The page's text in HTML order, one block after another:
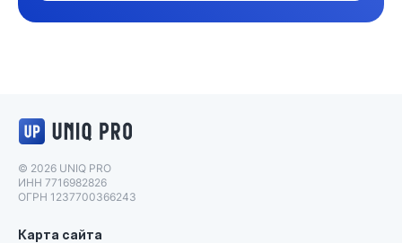
© 2026 UNIQ PRO
ИНН 7716982826
ОГРН 1237700366243
Карта сайта